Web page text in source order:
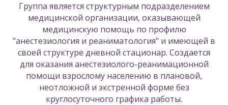
Группа является структурным подразделением
медицинской организации, оказывающей
медицинскую помощь по профилю
"анестезиология и реаниматология" и имеющей в
своей структуре дневной стационар. Создается
для оказания анестезиолого-реанимационной
помощи взрослому населению в плановой,
неотложной и экстренной форме без
круглосуточного графика работы.